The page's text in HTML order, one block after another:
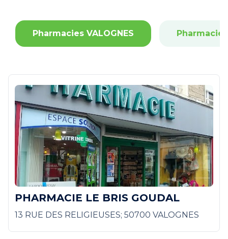
Pharmacies VALOGNES Pharmacies
PHARMACIE LE BRIS GOUDAL
13 RUE DES RELIGIEUSES; 50700 VALOGNES